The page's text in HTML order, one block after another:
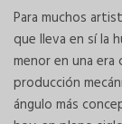
Para muchos
que lleva en sí la
menor en una
producción
ángulo más